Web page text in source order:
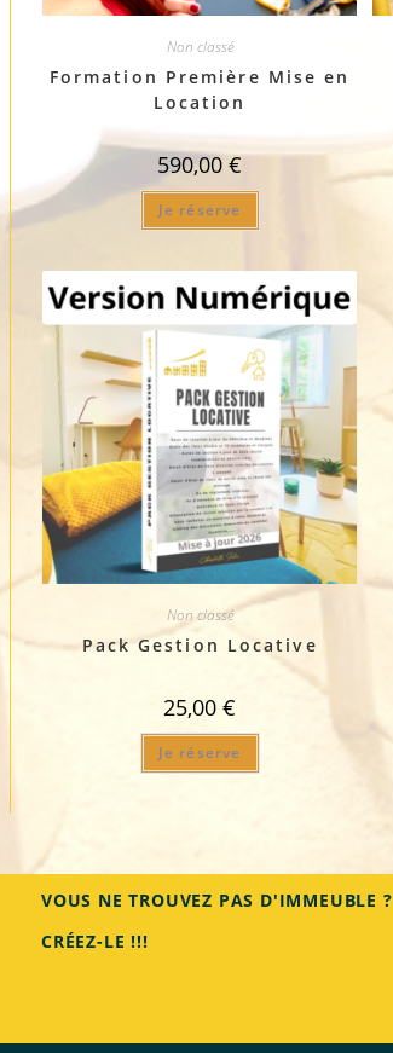
Non classé
Formation Première Mise en
Location
590,00€
Je réserve
Non classé
Pack Gestion Locative
25,00€
Je réserve
VOUS NE TROUVEZ PAS D'IMMEUBLE ?
CRÉEZ-LE !!!